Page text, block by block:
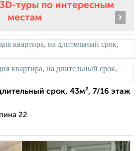
туры по интересным
местам
›
срок, 43м², 7/16 этаж
22